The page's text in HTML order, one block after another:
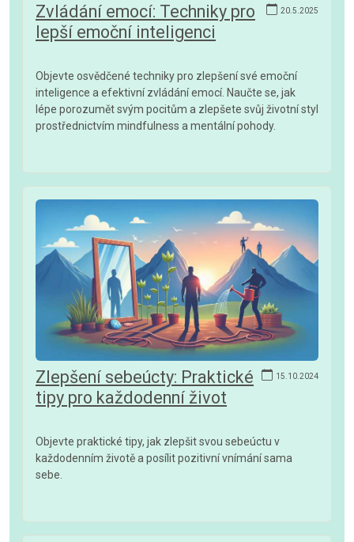
20.5.2025
Zvládání emocí: Techniky pro
lepší emoční inteligenci
Objevte osvědčené techniky pro zlepšení své emoční
inteligence a efektivní zvládání emocí. Naučte se, jak
lépe porozumět svým pocitům a zlepšete svůj životní styl
prostřednictvím mindfulness a mentální pohody.
15.10.2024
Zlepšení sebeúcty: Praktické
tipy pro každodenní život
Objevte praktické tipy, jak zlepšit svou sebeúctu v
každodenním životě a posílit pozitivní vnímání sama
sebe.